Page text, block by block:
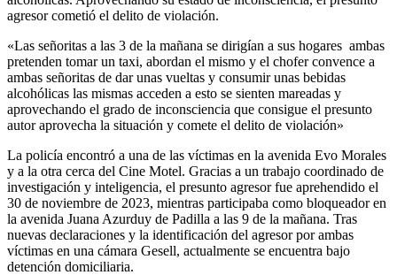
agresor cometió el delito de violación.
«Las señoritas a las 3 de la mañana se dirigían a sus hogares ambas
pretenden tomar un taxi, abordan el mismo y el chofer convence a
ambas señoritas de dar unas vueltas y consumir unas bebidas
alcohólicas las mismas acceden a esto se sienten mareadas y
aprovechando el grado de inconsciencia que consigue el presunto
autor aprovecha la situación y comete el delito de violación»
La policía encontró a una de las víctimas en la avenida Evo Morales
y a la otra cerca del Cine Motel. Gracias a un trabajo coordinado de
investigación y inteligencia, el presunto agresor fue aprehendido el
30 de noviembre de 2023, mientras participaba como bloqueador en
la avenida Juana Azurduy de Padilla a las 9 de la mañana. Tras
nuevas declaraciones y la identificación del agresor por ambas
víctimas en una cámara Gesell, actualmente se encuentra bajo
detención domiciliaria.